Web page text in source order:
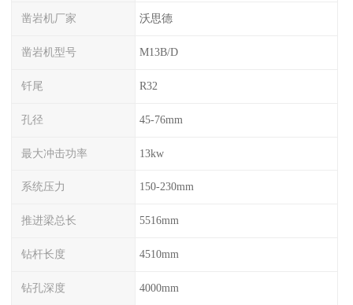
凿岩机厂家 沃思德
凿岩机型号 M13B/D
钎尾 R32
孔径 45-76mm
最大冲击功率 13kw
系统压力 150-230mm
推进梁总长 5516mm
钻杆长度 4510mm
钻孔深度 4000mm